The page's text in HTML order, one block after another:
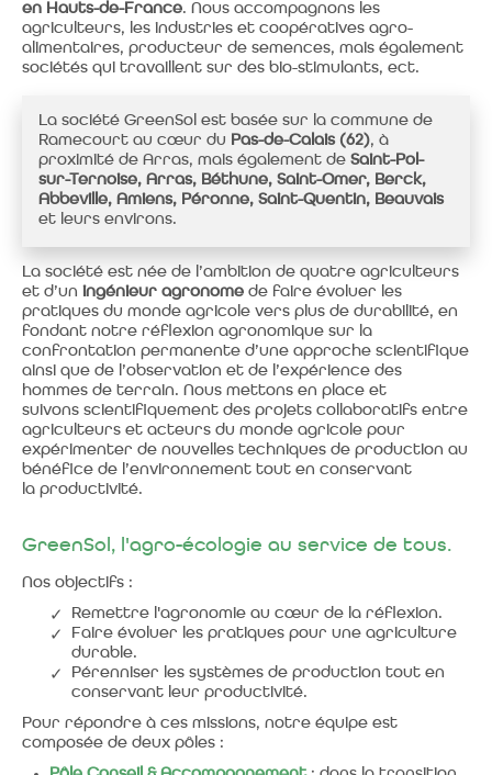
en Hauts-de-France. Nous accompagnons les
agriculteurs, les industries et coopératives agro-
alimentaires, producteur de semences, mais également
sociétés qui travaillent sur des bio-stimulants, ect.
La société GreenSol est basée sur la commune de
Ramecourt au cœur du Pas-de-Calais (62), à
proximité de Arras, mais également de Saint-Pol-
sur-Ternoise, Arras, Béthune, Saint-Omer, Berck,
Abbeville, Amiens, Péronne, Saint-Quentin, Beauvais
et leurs environs.
La société est née de l’ambition de quatre agriculteurs
et d’un ingénieur agronome de faire évoluer les
pratiques du monde agricole vers plus de durabilité, en
fondant notre réflexion agronomique sur la
confrontation permanente d’une approche scientifique
ainsi que de l’observation et de l’expérience des
hommes de terrain. Nous mettons en place et
suivons scientifiquement des projets collaboratifs entre
agriculteurs et acteurs du monde agricole pour
expérimenter de nouvelles techniques de production au
bénéfice de l’environnement tout en conservant
la productivité.
GreenSol, l'agro-écologie au service de tous.
Nos objectifs :
Remettre l'agronomie au cœur de la réflexion.
Faire évoluer les pratiques pour une agriculture
durable.
Pérenniser les systèmes de production tout en
conservant leur productivité.
Pour répondre à ces missions, notre équipe est
composée de deux pôles :